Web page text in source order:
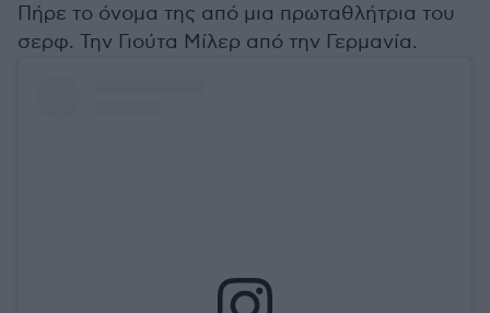
Πήρε το όνομα της από μια πρωταθλήτρια του
σερφ. Την Γιούτα Μίλερ από την Γερμανία.